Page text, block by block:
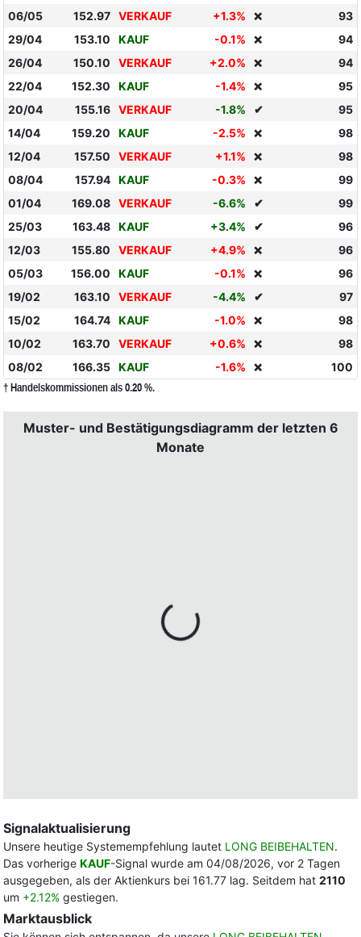
06/05
152.97 VERKAUF +1.3% ❌
93
29/04
153.10 KAUF -0.1% ❌
94
26/04
150.10 VERKAUF +2.0% ❌
94
22/04
152.30 KAUF -1.4% ❌
95
20/04
155.16 VERKAUF -1.8% ✔
95
14/04
159.20 KAUF -2.5% ❌
98
12/04
157.50 VERKAUF +1.1% ❌
98
08/04
157.94 KAUF -0.3% ❌
99
01/04
169.08 VERKAUF -6.6% ✔
99
25/03
163.48 KAUF +3.4% ✔
96
12/03
155.80 VERKAUF +4.9% ❌
96
05/03
156.00 KAUF -0.1% ❌
96
19/02
163.10 VERKAUF -4.4% ✔
97
15/02
164.74 KAUF -1.0% ❌
98
10/02
163.70 VERKAUF +0.6% ❌
98
08/02
166.35 KAUF -1.6% ❌ 100
† Handelskommissionen als 0.20 %.
Muster- und Bestätigungsdiagramm der letzten 6
Monate
Signalaktualisierung
Unsere heutige Systemempfehlung lautet LONG BEIBEHALTEN.
Das vorherige KAUF-Signal wurde am 04/08/2026, vor 2 Tagen
ausgegeben, als der Aktienkurs bei 161.77 lag. Seitdem hat 2110
um +2.12% gestiegen.
Marktausblick